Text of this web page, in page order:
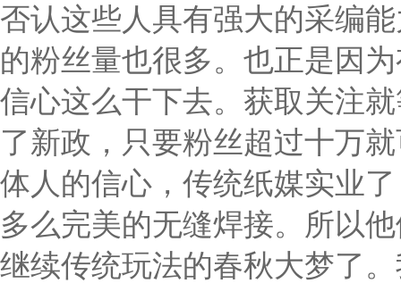
否认这些人具有强大的采编
的粉丝量也很多。也正是因
信心这么干下去。获取关注
了新政，只要粉丝超过十万
体人的信心，传统纸媒实业
多么完美的无缝焊接。所以
继续传统玩法的春秋大梦了